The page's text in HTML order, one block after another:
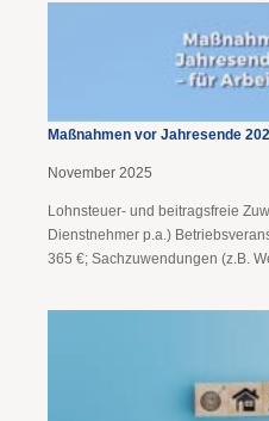
Maßnahmen vor Jahresende
November 2025
Lohnsteuer- und beitragsfreie
Dienstnehmer p.a.)
365 €; Sachzuwendungen (z.B.